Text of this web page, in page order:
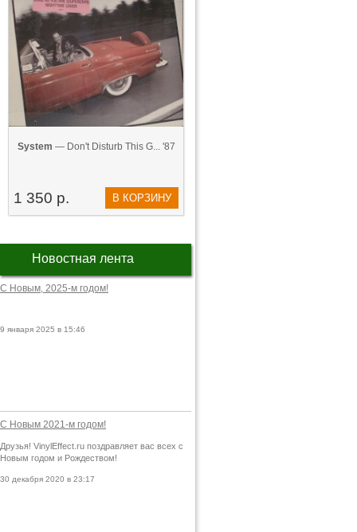
System — Don't Disturb This G... '87
1 350 р. В КОРЗИНУ
Новостная лента
С Новым, 2025-м годом!
9 января 2025 в 15:46
С Новым 2021-м годом!
Друзья! VinylEffect.ru поздравляет вас всех с
Новым годом и Рождеством!
30 декабря 2020 в 23:17